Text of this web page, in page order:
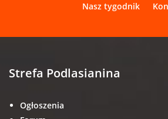
Nasz tygodnik
Strefa Podlasianina
Ogłoszenia